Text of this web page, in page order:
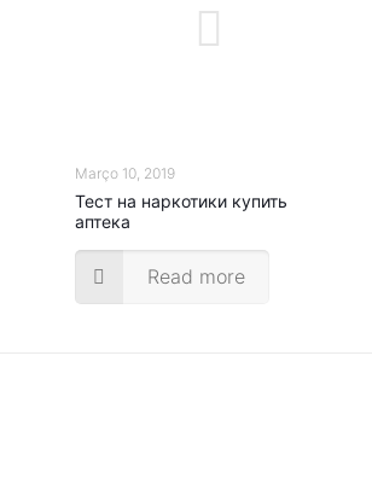
Março 10, 2019
Тест на наркотики купить
аптека
Read more